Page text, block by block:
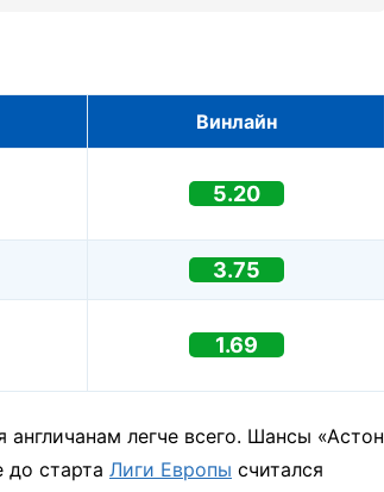
Винлайн
5.20
3.75
1.69
легче всего. Шансы «Астон
старта Лиги Европы считался